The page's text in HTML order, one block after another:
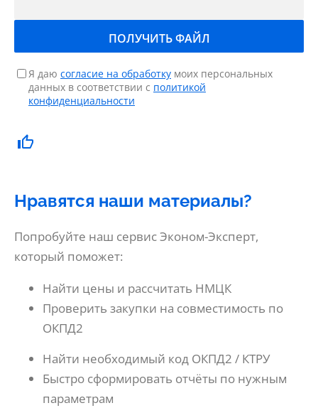
Я даю согласие на обработку моих персональных
данных в соответствии с политикой
конфиденциальности
Нравятся наши материалы?
Попробуйте наш сервис Эконом-Эксперт,
который поможет:
Найти цены и рассчитать НМЦК
Проверить закупки на совместимость по
ОКПД2
Найти необходимый код ОКПД2 / КТРУ
Быстро сформировать отчёты по нужным
параметрам